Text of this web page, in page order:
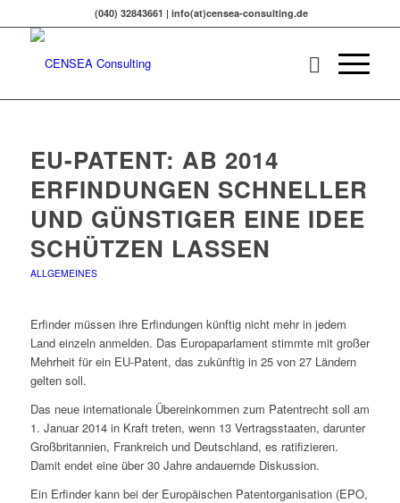
(040) 32843661 | info(at)censea-consulting.de
EU-PATENT: AB 2014
ERFINDUNGEN SCHNELLER
UND GÜNSTIGER EINE IDEE
SCHÜTZEN LASSEN
ALLGEMEINES
Erfinder müssen ihre Erfindungen künftig nicht mehr in jedem
Land einzeln anmelden. Das Europaparlament stimmte mit großer
Mehrheit für ein EU-Patent, das zukünftig in 25 von 27 Ländern
gelten soll.
Das neue internationale Übereinkommen zum Patentrecht soll am
1. Januar 2014 in Kraft treten, wenn 13 Vertragsstaaten, darunter
Großbritannien, Frankreich und Deutschland, es ratifizieren.
Damit endet eine über 30 Jahre andauernde Diskussion.
Ein Erfinder kann bei der Europäischen Patentorganisation (EPO,